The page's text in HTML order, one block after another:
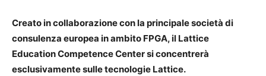
Creato in collaborazione con la principale società di
consulenza europea in ambito FPGA, il Lattice
Education Competence Center si concentrerà
esclusivamente sulle tecnologie Lattice.